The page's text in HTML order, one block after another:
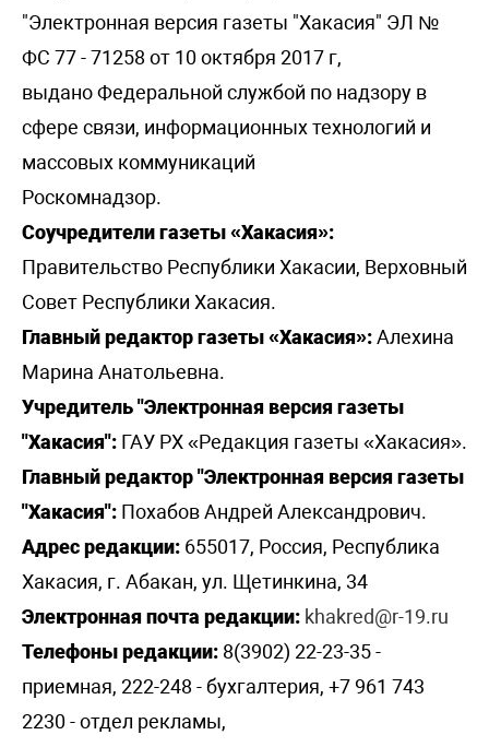
"Электронная версия газеты "Хакасия" ЭЛ №
ФС 77 - 71258 от 10 октября 2017 г,
выдано Федеральной службой по надзору в
сфере связи, информационных технологий и
массовых коммуникаций
Роскомнадзор.
Соучредители газеты «Хакасия»:
Правительство Республики Хакасии, Верховный
Совет Республики Хакасия.
Главный редактор газеты «Хакасия»:Алехина
Марина Анатольевна.
Учредитель "Электронная версия газеты
"Хакасия": ГАУ РХ «Редакция газеты «Хакасия».
Главный редактор "Электронная версия газеты
"Хакасия": Похабов Андрей Александрович.
Адрес редакции: 655017, Россия, Республика
Хакасия, г. Абакан, ул. Щетинкина, 34
Электронная почта редакции: khakred@r-19.ru
Телефоны редакции: 8(3902) 22-23-35 -
приемная, 222-248 - бухгалтерия, +7 961 743
2230 - отдел рекламы,